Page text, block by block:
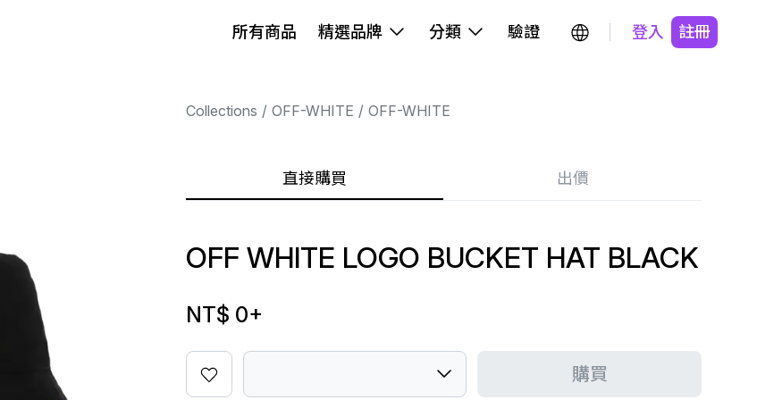
所有商品 精選品牌 分類 驗證 登入 註冊
Collections OFF-WHITE OFF-WHITE
直接購買 出價
OFF WHITE LOGO BUCKET HAT BLACK
NT$ 0+
購買